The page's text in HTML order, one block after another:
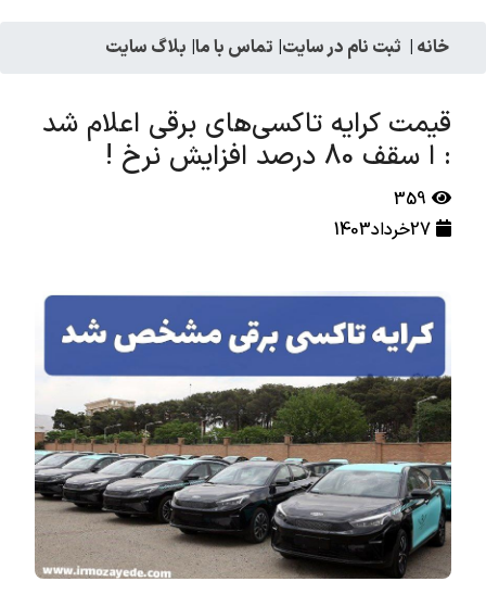
خانه | ثبت نام در سایت| تماس با ما| بلاگ سایت
قیمت کرایه تاکسی‌های برقی اعلام شد
: ا سقف 80 درصد افزایش نرخ !
359
27خرداد1403